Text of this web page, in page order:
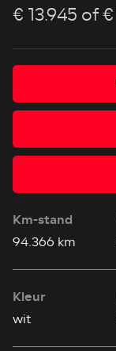
€ 13.945 of
Km-stand
94.366 km
Kleur
wit